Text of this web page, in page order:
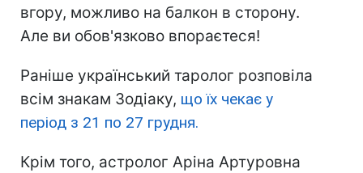
вгору, можливо на балкон в сторону.
Але ви обов'язково впораєтеся!
Раніше український таролог розповіла
всім знакам Зодіаку, що їх чекає у
період з 21 по 27 грудня.
Крім того, астролог Аріна Артуровна